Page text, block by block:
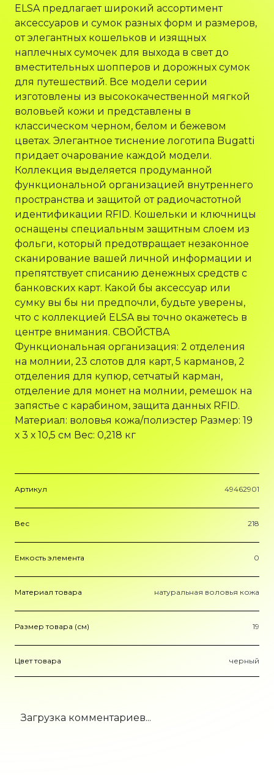
ELSA предлагает широкий ассортимент
аксессуаров и сумок разных форм и размеров,
от элегантных кошельков и изящных
наплечных сумочек для выхода в свет до
вместительных шопперов и дорожных сумок
для путешествий. Все модели серии
изготовлены из высококачественной мягкой
воловьей кожи и представлены в
классическом черном, белом и бежевом
цветах. Элегантное тиснение логотипа Bugatti
придает очарование каждой модели.
Коллекция выделяется продуманной
функциональной организацией внутреннего
пространства и защитой от радиочастотной
идентификации RFID. Кошельки и ключницы
оснащены специальным защитным слоем из
фольги, который предотвращает незаконное
сканирование вашей личной информации и
препятствует списанию денежных средств с
банковских карт. Какой бы аксессуар или
сумку вы бы ни предпочли, будьте уверены,
что с коллекцией ELSA вы точно окажетесь в
центре внимания. СВОЙСТВА
Функциональная организация: 2 отделения
на молнии, 23 слотов для карт, 5 карманов, 2
отделения для купюр, сетчатый карман,
отделение для монет на молнии, ремешок на
запястье с карабином, защита данных RFID.
Материал: воловья кожа/полиэстер Размер: 19
х 3 х 10,5 см Вес: 0,218 кг
Артикул 49462901
Вес 218
Емкость элемента 0
Материал товара натуральная воловья кожа
Размер товара (см) 19
Цвет товара черный
Загрузка комментариев...